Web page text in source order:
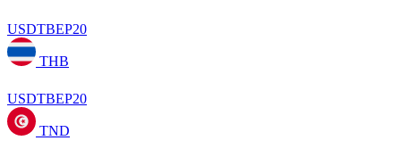
USDTBEP20
THB
USDTBEP20
TND